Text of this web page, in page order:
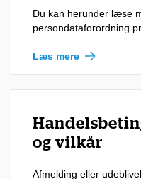
Du kan herunder læse
persondataforordning
Læs mere
og vilkår
Afmelding eller